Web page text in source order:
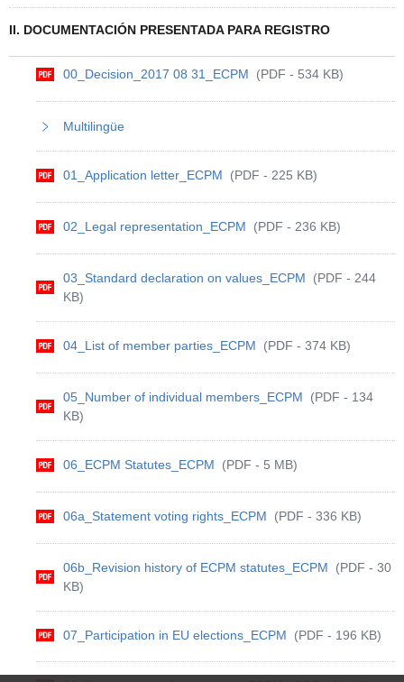
II. DOCUMENTACIÓN PRESENTADA PARA REGISTRO
00_Decision_2017 08 31_ECPM (PDF - 534 KB)
Multilingüe
01_Application letter_ECPM (PDF - 225 KB)
02_Legal representation_ECPM (PDF - 236 KB)
03_Standard declaration on values_ECPM
(PDF - 244
KB)
04_List of member parties_ECPM (PDF - 374 KB)
05_Number of individual members_ECPM
(PDF - 134
KB)
06_ECPM Statutes_ECPM (PDF - 5 MB)
06a_Statement voting rights_ECPM (PDF - 336 KB)
06b_Revision history of ECPM statutes_ECPM
(PDF - 30
KB)
07_Participation in EU elections_ECPM (PDF - 196 KB)